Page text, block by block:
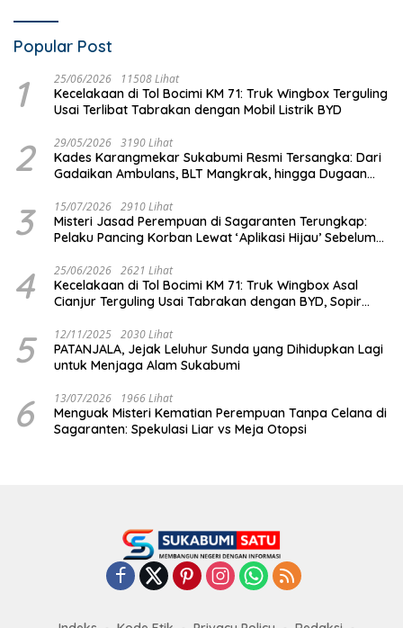
Popular Post
1 25/06/2026 11508 Lihat
Kecelakaan di Tol Bocimi KM 71: Truk Wingbox Terguling
Usai Terlibat Tabrakan dengan Mobil Listrik BYD
2 29/05/2026 3190 Lihat
Kades Karangmekar Sukabumi Resmi Tersangka: Dari
Gadaikan Ambulans, BLT Mangkrak, hingga Dugaan
3 15/07/2026 2910 Lihat
Misteri Jasad Perempuan di Sagaranten Terungkap:
Pelaku Pancing Korban Lewat ‘Aplikasi Hijau’ Sebelum
4 25/06/2026 2621 Lihat
Kecelakaan di Tol Bocimi KM 71: Truk Wingbox Asal
Cianjur Terguling Usai Tabrakan dengan BYD, Sopir
5 12/11/2025 2030 Lihat
PATANJALA, Jejak Leluhur Sunda yang Dihidupkan Lagi
untuk Menjaga Alam Sukabumi
6 13/07/2026 1966 Lihat
Menguak Misteri Kematian Perempuan Tanpa Celana di
Sagaranten: Spekulasi Liar vs Meja Otopsi